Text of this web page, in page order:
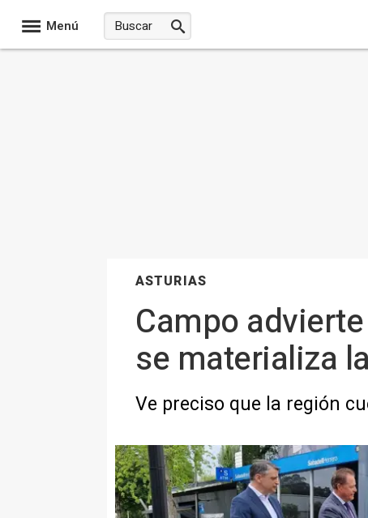
Menú
ASTURIAS
Campo
se materializa
Ve preciso que la región